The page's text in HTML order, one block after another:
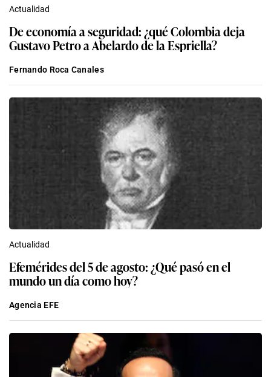
Actualidad
De economía a seguridad: ¿qué Colombia deja
Gustavo Petro a Abelardo de la Espriella?
Fernando Roca Canales
Actualidad
Efemérides del 5 de agosto: ¿Qué pasó en el
mundo un día como hoy?
Agencia EFE